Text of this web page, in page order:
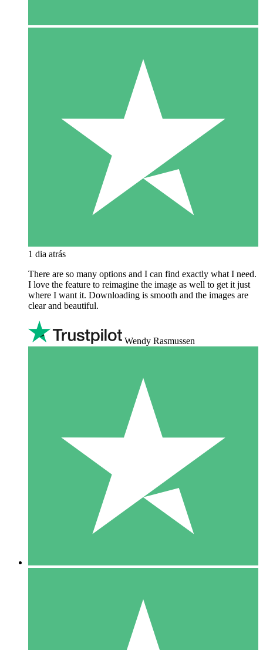
1 dia atrás
There are so many options and I can find exactly what I need.
I love the feature to reimagine the image as well to get it just
where I want it. Downloading is smooth and the images are
clear and beautiful.
Wendy Rasmussen